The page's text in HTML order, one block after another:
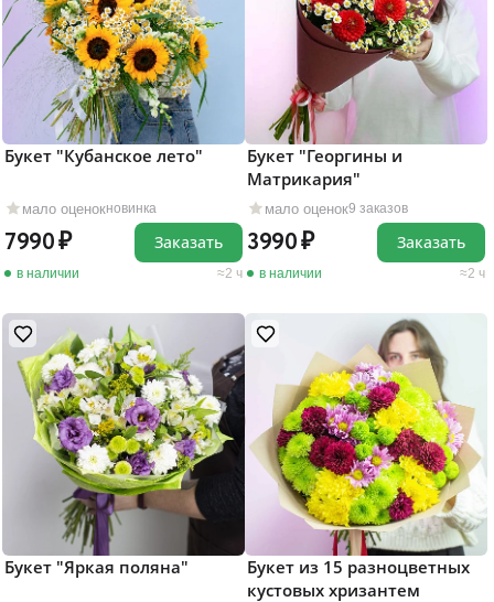
мало оценокновинка
Букет "Кубанское лето"
7990
в наличии 2 ч
Заказать
мало оценок9 заказов
Букет "Георгины и
Матрикария"
3990
в наличии 2 ч
Заказать
Букет "Яркая поляна"
Букет из 15 разноцветных
кустовых хризантем